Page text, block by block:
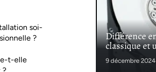
soi-
?
t-elle
Différence
classique et
9 décembre 2024